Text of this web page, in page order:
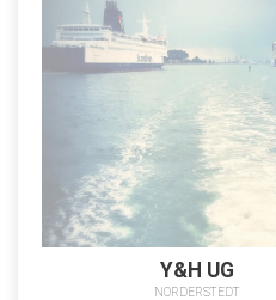
Y&H UG
NORDERSTEDT